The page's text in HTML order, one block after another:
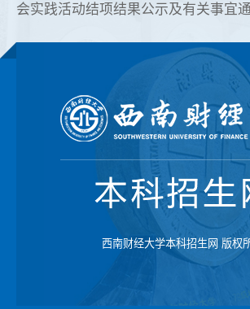
会实践活动结项结果公示及有关事宜
西南财经大学本科招生网 版权